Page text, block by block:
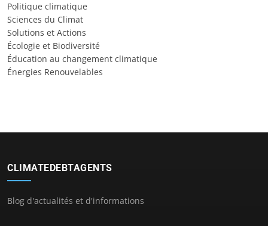
Politique climatique
Sciences du Climat
Solutions et Actions
Écologie et Biodiversité
Éducation au changement climatique
Énergies Renouvelables
CLIMATEDEBTAGENTS
Blog d'actualités et d'informations